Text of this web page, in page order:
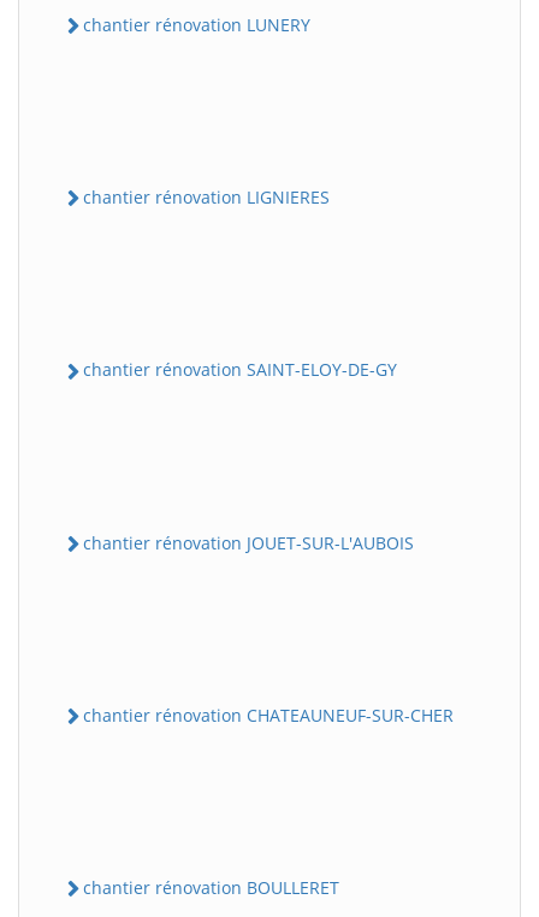
chantier rénovation LUNERY
chantier rénovation LIGNIERES
chantier rénovation SAINT-ELOY-DE-GY
chantier rénovation JOUET-SUR-L'AUBOIS
chantier rénovation CHATEAUNEUF-SUR-CHER
chantier rénovation BOULLERET